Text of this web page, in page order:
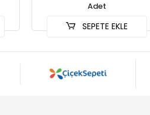
Adet
SEPETE EKLE